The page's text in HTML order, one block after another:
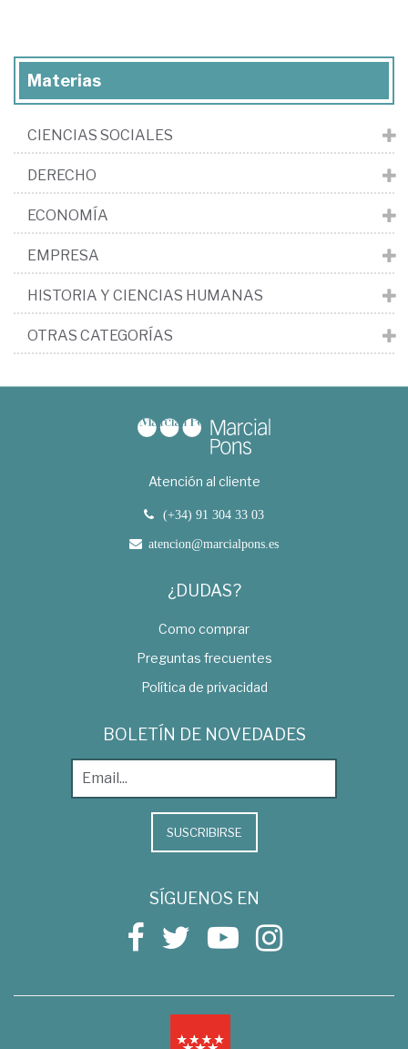
Materias
CIENCIAS SOCIALES
DERECHO
ECONOMÍA
EMPRESA
HISTORIA Y CIENCIAS HUMANAS
OTRAS CATEGORÍAS
Atención al cliente
(+34) 91 304 33 03
atencion@marcialpons.es
¿DUDAS?
Como comprar
Preguntas frecuentes
Política de privacidad
BOLETÍN DE NOVEDADES
SUSCRIBIRSE
SÍGUENOS EN